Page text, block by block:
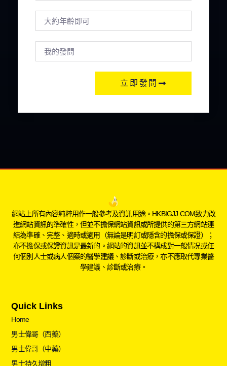
立即發問
網站上所有內容純粹用作一般參考及資訊用途。HKBIGJJ.COM致力改
進網站資訊的準確性，但並不擔保網站資訊或所提供的第三方網站連
結為準確、完整、適時或適用（無論是明訂或隱含的擔保或保證）；
亦不擔保或保證資訊是最新的。網站的資訊並不構成對一般情况或任
何個別人士或病人個案的醫學建議、診斷或治療，亦不應取代專業醫
學建議、診斷或治療。
Quick Links
Home
男士偉哥（西藥）
男士偉哥（中藥）
男士持久增粗